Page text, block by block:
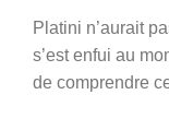
Platini n’aurait
s’est enfui au
de comprendre